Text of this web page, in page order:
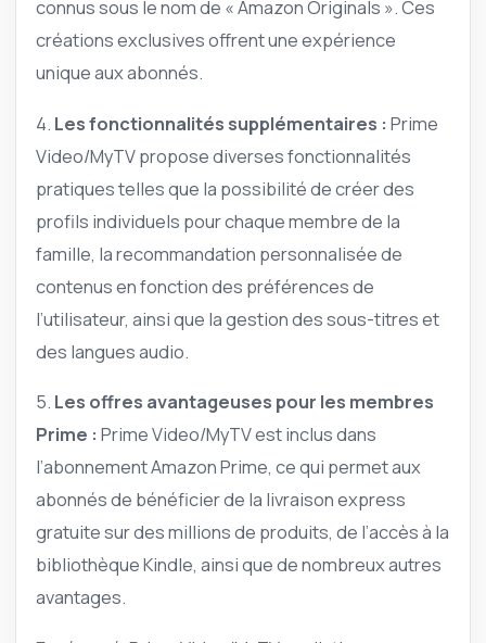
connus sous le nom de « Amazon Originals ». Ces
créations exclusives offrent une expérience
unique aux abonnés.
4. Les fonctionnalités supplémentaires : Prime
Video/MyTV propose diverses fonctionnalités
pratiques telles que la possibilité de créer des
profils individuels pour chaque membre de la
famille, la recommandation personnalisée de
contenus en fonction des préférences de
l’utilisateur, ainsi que la gestion des sous-titres et
des langues audio.
5. Les offres avantageuses pour les membres
Prime : Prime Video/MyTV est inclus dans
l’abonnement Amazon Prime, ce qui permet aux
abonnés de bénéficier de la livraison express
gratuite sur des millions de produits, de l’accès à la
bibliothèque Kindle, ainsi que de nombreux autres
avantages.